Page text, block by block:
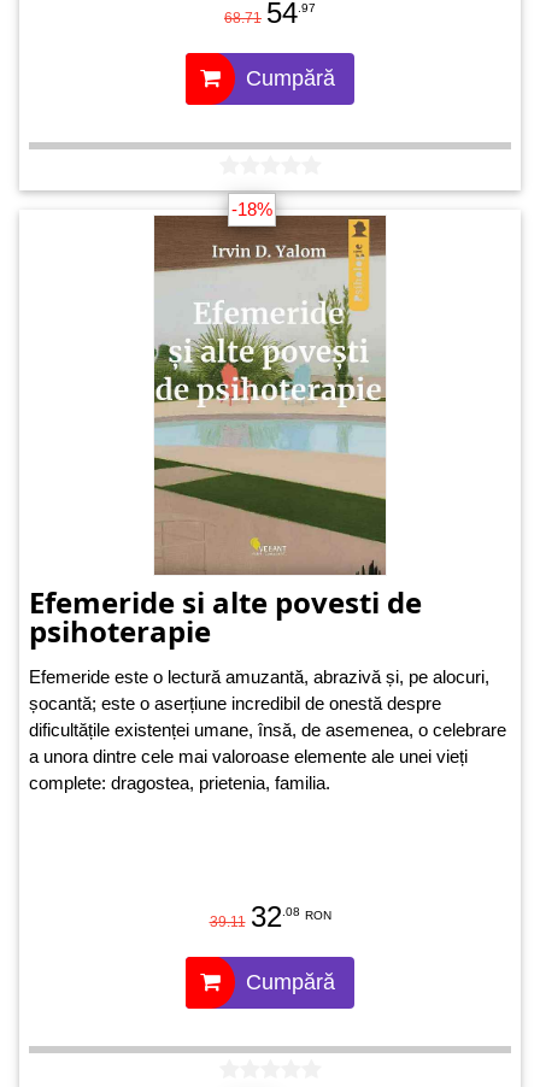
68.71 54 .97
Cumpără
-18%
Efemeride si alte povesti de
psihoterapie
Efemeride este o lectură amuzantă, abrazivă și, pe alocuri,
șocantă; este o aserțiune incredibil de onestă despre
dificultățile existenței umane, însă, de asemenea, o celebrare
a unora dintre cele mai valoroase elemente ale unei vieți
complete: dragostea, prietenia, familia.
39.11 32 .08 RON
Cumpără